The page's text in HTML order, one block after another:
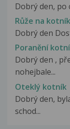
Dobrý den, po
Růže na
Dobrý den
Poranění
Dobrý den ,
nohejbale...
Oteklý kotník
Dobrý den,
schod...